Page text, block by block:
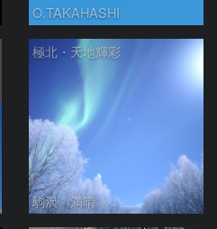
O.TAKAHASHI
極北・天地輝彩
駒沢 満晴